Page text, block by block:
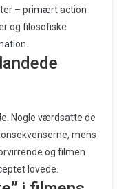
– primært action
og filosofiske
Nogle værdsatte de
mens
og filmen
lovede.